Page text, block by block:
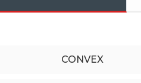
CONVEX